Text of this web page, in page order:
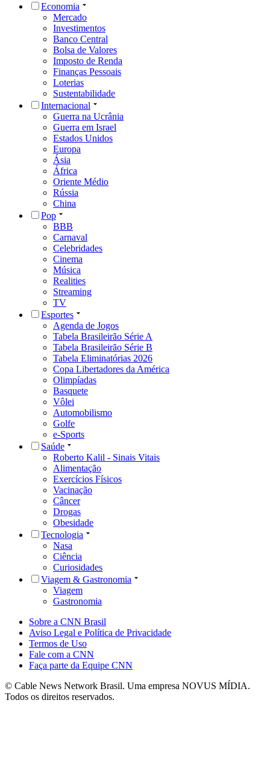
Economia
Mercado
Investimentos
Banco Central
Bolsa de Valores
Imposto de Renda
Finanças Pessoais
Loterias
Sustentabilidade
Internacional
Guerra na Ucrânia
Guerra em Israel
Estados Unidos
Europa
Ásia
África
Oriente Médio
Rússia
China
Pop
BBB
Carnaval
Celebridades
Cinema
Música
Realities
Streaming
TV
Esportes
Agenda de Jogos
Tabela Brasileirão Série A
Tabela Brasileirão Série B
Tabela Eliminatórias 2026
Copa Libertadores da América
Olimpíadas
Basquete
Vôlei
Automobilismo
Golfe
e-Sports
Saúde
Roberto Kalil - Sinais Vitais
Alimentação
Exercícios Físicos
Vacinação
Câncer
Drogas
Obesidade
Tecnologia
Nasa
Ciência
Curiosidades
Viagem & Gastronomia
Viagem
Gastronomia
Sobre a CNN Brasil
Aviso Legal e Política de Privacidade
Termos de Uso
Fale com a CNN
Faça parte da Equipe CNN
© Cable News Network Brasil. Uma empresa NOVUS MÍDIA.
Todos os direitos reservados.